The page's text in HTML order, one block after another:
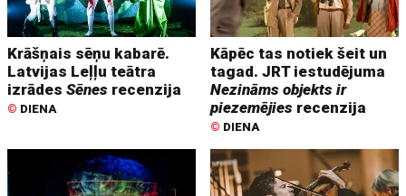
Krāšņais sēņu kabarē.
Latvijas Leļļu teātra
izrādesSēnes recenzija
© DIENA
Kāpēc tas notiek šeit un
tagad. JRT iestudējuma
Nezināms objekts ir
piezemējies recenzija
© DIENA